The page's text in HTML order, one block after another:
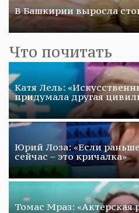
В Башкирии выросла
Что почитать
Катя Лель:
придумала другая
Юрий Лоза: «Если
сейчас – это кричалка»
Томас Мраз: «Актерская